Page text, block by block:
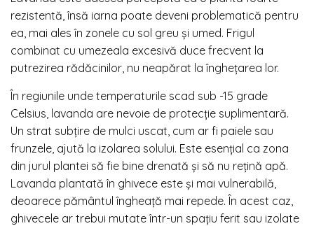
rezistentă, însă iarna poate deveni problematică pentru
ea, mai ales în zonele cu sol greu și umed. Frigul
combinat cu umezeala excesivă duce frecvent la
putrezirea rădăcinilor, nu neapărat la înghețarea lor.
În regiunile unde temperaturile scad sub -15 grade
Celsius, lavanda are nevoie de protecție suplimentară.
Un strat subțire de mulci uscat, cum ar fi paiele sau
frunzele, ajută la izolarea solului. Este esențial ca zona
din jurul plantei să fie bine drenată și să nu rețină apă.
Lavanda plantată în ghivece este și mai vulnerabilă,
deoarece pământul îngheață mai repede. În acest caz,
ghivecele ar trebui mutate într-un spațiu ferit sau izolate